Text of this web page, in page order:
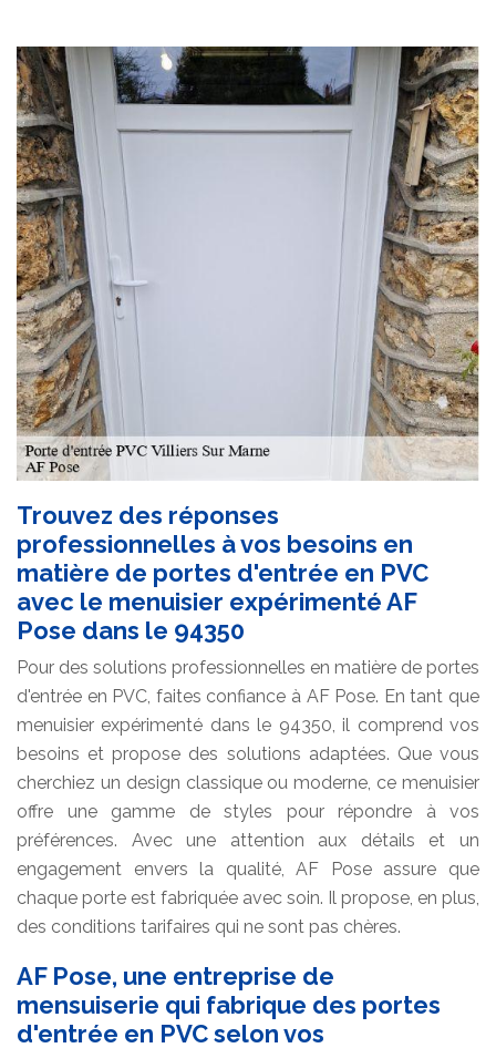
Trouvez des réponses
professionnelles à vos besoins en
matière de portes d'entrée en PVC
avec le menuisier expérimenté AF
Pose dans le 94350
Pour des solutions professionnelles en matière de portes
d'entrée en PVC, faites confiance à AF Pose. En tant que
menuisier expérimenté dans le 94350, il comprend vos
besoins et propose des solutions adaptées. Que vous
cherchiez un design classique ou moderne, ce menuisier
offre une gamme de styles pour répondre à vos
préférences. Avec une attention aux détails et un
engagement envers la qualité, AF Pose assure que
chaque porte est fabriquée avec soin. Il propose, en plus,
des conditions tarifaires qui ne sont pas chères.
AF Pose, une entreprise de
mensuiserie qui fabrique des portes
d'entrée en PVC selon vos